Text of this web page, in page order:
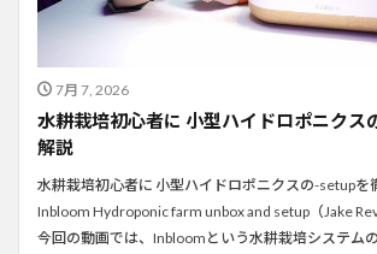
7月 7, 2026
水耕栽培初心者に 小型ハイドロポニクス
解説
水耕栽培初心者に 小型ハイドロポニクスの-setupを
Inbloom Hydroponic farm unbox and setup（Jake
今回の動画では、Inbloomという水耕栽培システム